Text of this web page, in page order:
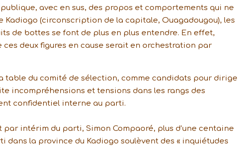
avec en sus, des propos et comportements qui ne
Kadiogo (circonscription de la capitale, Ouagadougou), les
de bottes se font de plus en plus entendre. En effet,
deux figures en cause serait en orchestration par
table du comité de sélection, comme candidats pour
incompréhensions et tensions dans les rangs des
confidentiel interne au parti.
intérim du parti, Simon Compaoré, plus d’une centaine
dans la province du Kadiogo soulèvent des « inquiétudes